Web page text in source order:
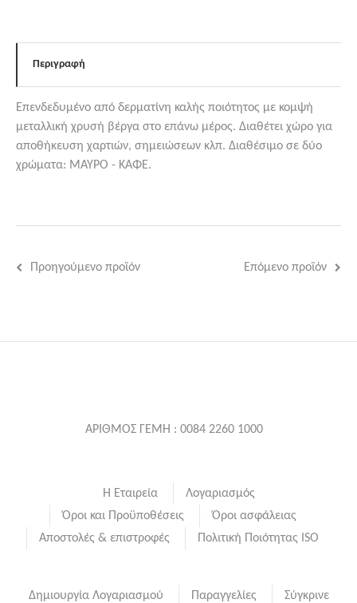
Περιγραφή
Επενδεδυμένο από δερματίνη καλής ποιότητος με κομψή
μεταλλική χρυσή βέργα στο επάνω μέρος. Διαθέτει χώρο για
αποθήκευση χαρτιών, σημειώσεων κλπ. Διαθέσιμο σε δύο
χρώματα: ΜΑΥΡΟ - ΚΑΦΕ.
Προηγούμενο προϊόν Επόμενο προϊόν
ΑΡΙΘΜΟΣ ΓΕΜΗ : 0084 2260 1000
Η Εταιρεία
Λογαριασμός
Όροι και Προϋποθέσεις
Όροι ασφάλειας
Αποστολές & επιστροφές
Πολιτική Ποιότητας ISO
Δημιουργία Λογαριασμού Παραγγελίες
Σύγκρινε